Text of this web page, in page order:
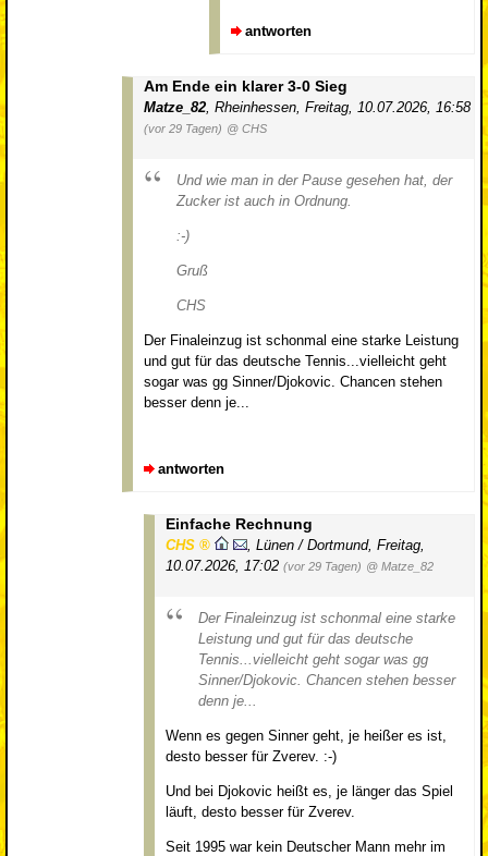
antworten
Am Ende ein klarer 3-0 Sieg
Matze_82 Rheinhessen Freitag, 10.07.2026, 16:58
(vor 29 Tagen) @ CHS
Und wie man in der Pause gesehen hat, der
Zucker ist auch in Ordnung.
:-)
Gruß
CHS
Der Finaleinzug ist schonmal eine starke Leistung
und gut für das deutsche Tennis...vielleicht geht
sogar was gg Sinner/Djokovic. Chancen stehen
besser denn je...
antworten
Einfache Rechnung
CHS Lünen / Dortmund, Freitag,
10.07.2026, 17:02 (vor 29 Tagen) @ Matze_82
Der Finaleinzug ist schonmal eine starke
Leistung und gut für das deutsche
Tennis...vielleicht geht sogar was gg
Sinner/Djokovic. Chancen stehen besser
denn je...
Wenn es gegen Sinner geht, je heißer es ist,
desto besser für Zverev. :-)
Und bei Djokovic heißt es, je länger das Spiel
läuft, desto besser für Zverev.
Seit 1995 war kein Deutscher Mann mehr im